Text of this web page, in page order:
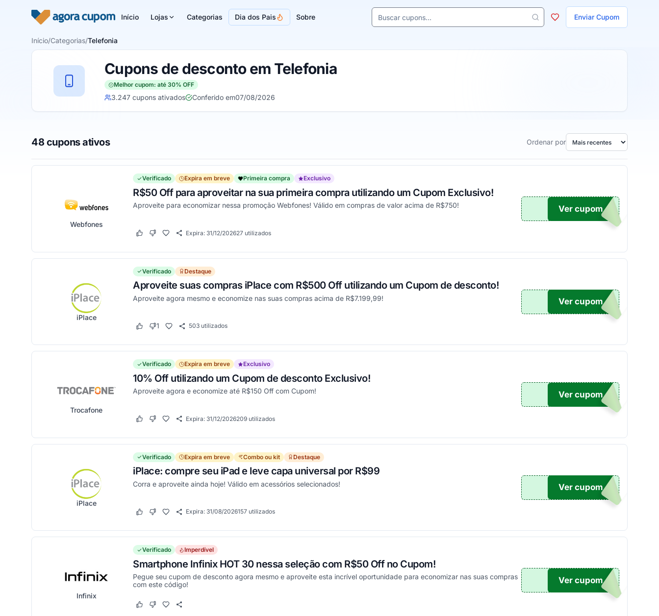
Início Lojas Categorias Dia dos Pais Sobre Enviar Cupom
Buscar cupons e lojas
Início/Categorias/Telefonia
Cupons de desconto em Telefonia
Melhor cupom: até 30% OFF
3.247 cupons ativados Conferido em07/08/2026
48 cupons ativos Ordenar por
Webfones
Verificado Expira em breve Primeira compra Exclusivo
R$50 Off para aproveitar na sua primeira compra utilizando um Cupom Exclusivo!
Aproveite para economizar nessa promoção Webfones! Válido em compras de valor acima de R$750!
Este cupom funcionou
Este cupom não funcionou
Expira: 31/12/202627 utilizados
UPOM
Ver cupom
iPlace
Verificado Destaque
Aproveite suas compras iPlace com R$500 Off utilizando um Cupom de desconto!
Aproveite agora mesmo e economize nas suas compras acima de R$7.199,99!
Este cupom funcionou
Este cupom não funcionou
1 503 utilizados
500
Ver cupom
Trocafone
Verificado Expira em breve Exclusivo
10% Off utilizando um Cupom de desconto Exclusivo!
Aproveite agora e economize até R$150 Off com Cupom!
Este cupom funcionou
Este cupom não funcionou
Expira: 31/12/2026209 utilizados
OM10
Ver cupom
iPlace
Verificado Expira em breve Combo ou kit Destaque
iPlace: compre seu iPad e leve capa universal por R$99
Corra e aproveite ainda hoje! Válido em acessórios selecionados!
Este cupom funcionou
Este cupom não funcionou
Expira: 31/08/2026157 utilizados
PA
Ver cupom
Infinix
Verificado Imperdível
Smartphone Infinix HOT 30 nessa seleção com R$50 Off no Cupom!
Pegue seu cupom de desconto agora mesmo e aproveite esta incrível oportunidade para economizar nas suas compras
com este código!
Este cupom funcionou
Este cupom não funcionou
X50
Ver cupom